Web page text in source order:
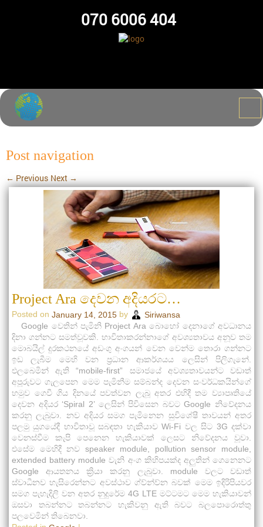
070 6006 404
Post navigation
← Previous Next →
Project Ara දෙවන අදියරට…
Posted on January 14, 2015 by
Siriwansa
Google වෙතින් පැමිනි Project Ara බොහෝ දෙනාගේ අවධානය
දිනා ගන්නට සමත්වූවකි. භාවිතාකරන්නාගේ අවශ්‍යතාවය අනූව තම
මොබයිල් දුරකථනයේ අඩංගු අංගයන් වෙන වෙන්ම තොරා ගන්නට
ඉඩ ලැබීම මෙහි වන ප්‍රධාන ආකර්ශයය ලෙසින් පිලිගැනේ.
එලබෙමින් ඇති “mobile-first” සමාජයේ අවශ්‍යතාවයන්ට වඩාත්
අපූරුවට ගැලපෙන මෙම පැමිනීම සම්බන්ද දෙවන සංවර්ධකයින්ගේ
හමුව ගෙවී ගිය දිනයේ පවත්වන ලැබූ අතර එහිදී තම ව්‍යාපෘතියේ
දෙවන අදියර ‘Spiral 2’ ලෙසින් පිවිසෙන බවට Google නිවේදනය
කරනු ලැබුවා. නව අදියර සමග පැමිනෙන සුවිශේෂී තාවයන් අතර
පලමු යුගයේදී භාවිතාවූ සබඳතා හැකියාව Wi-Fi වල සිට 3G දක්වා
වෙනස්වීම කැපි පෙනෙන හැකියාවක් ලෙසට නිවේදනය වූවා.
එසේම මෙහිදී නව speaker module, pollution sensor module,
extended battery module වැනි අංග කිහිපයක්ද අලුතින් ගෙනෙනට
Google ආයතනය ක්‍රියා කරනු ලැබුවා. module වලට වඩාත්
ස්වාධීනව හැසිරෙන්නට අවස්ථාව ග්ව්න්ව්න බවක් මෙම ඉදිරිපියවර
සමග පැහැදිලි වන අතර නුදුරේම 4G LTE මට්ටමට මෙම හැකියාවන්
ඔසවා තබන්නට තබන්නට හැකිවනු ඇති බවට බලපොරොත්තු
පලවෙමින් තිබෙනවා.